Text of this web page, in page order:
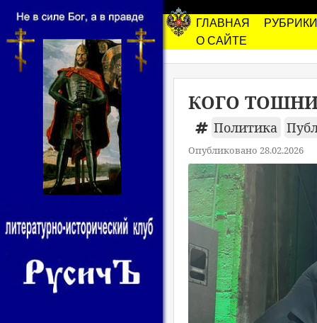
ГЛАВНАЯ
РУБРИКИ
О САЙТЕ
КОГО
Политика
Опубликовано 28.02.2026